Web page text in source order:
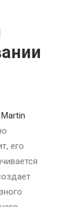
Martin
его